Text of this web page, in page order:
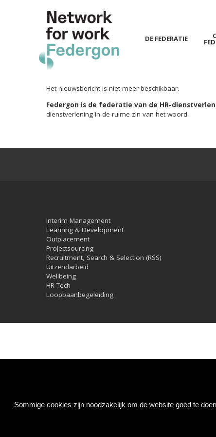
DE FEDERATIE
Het nieuwsbericht is niet meer beschikbaar.
Federgon is de federatie van de HR-
dienstverlening in de ruime zin van het woord.
Interim Management
Learning & Development
Outplacement
Projectsourcing
Recruitment, Search & Selection (RSS)
Uitzendarbeid
Wellbeing
HR Tech
Loopbaanbegeleiding
Sommige cookies zijn noodzakelijk om de website goed te